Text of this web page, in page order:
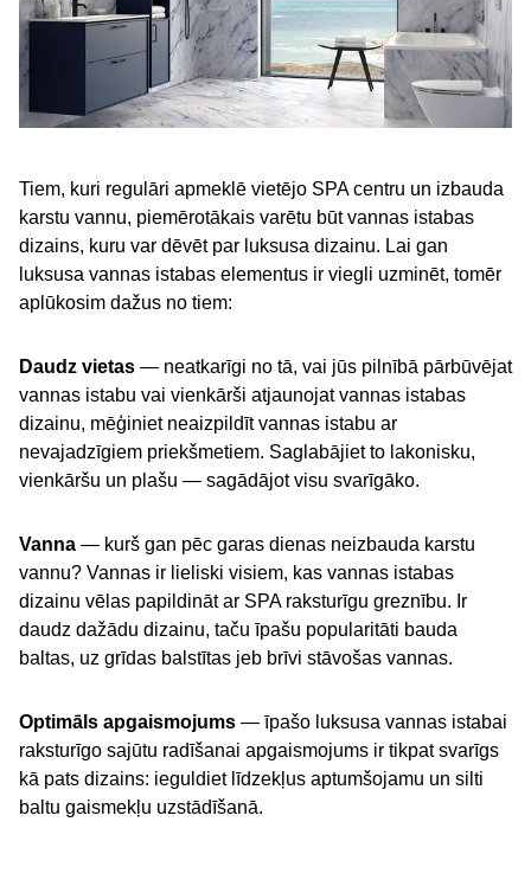
Tiem, kuri regulāri apmeklē vietējo SPA centru un izbauda
karstu vannu, piemērotākais varētu būt vannas istabas
dizains, kuru var dēvēt par luksusa dizainu. Lai gan
luksusa vannas istabas elementus ir viegli uzminēt, tomēr
aplūkosim dažus no tiem:
Daudz vietas — neatkarīgi no tā, vai jūs pilnībā pārbūvējat
vannas istabu vai vienkārši atjaunojat vannas istabas
dizainu, mēģiniet neaizpildīt vannas istabu ar
nevajadzīgiem priekšmetiem. Saglabājiet to lakonisku,
vienkāršu un plašu — sagādājot visu svarīgāko.
Vanna — kurš gan pēc garas dienas neizbauda karstu
vannu? Vannas ir lieliski visiem, kas vannas istabas
dizainu vēlas papildināt ar SPA raksturīgu greznību. Ir
daudz dažādu dizainu, taču īpašu popularitāti bauda
baltas, uz grīdas balstītas jeb brīvi stāvošas vannas.
Optimāls apgaismojums — īpašo luksusa vannas istabai
raksturīgo sajūtu radīšanai apgaismojums ir tikpat svarīgs
kā pats dizains: ieguldiet līdzekļus aptumšojamu un silti
baltu gaismekļu uzstādīšanā.